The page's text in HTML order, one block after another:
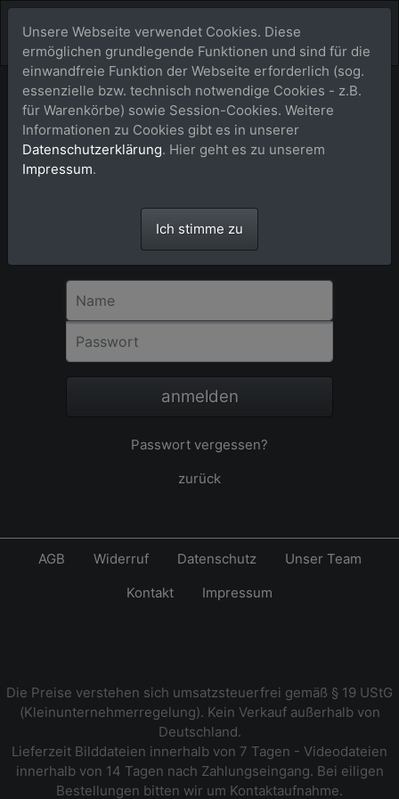
Anmeldung
Für eine Bestellung in unserem Shop ist
eine Registrierung bzw. Anmeldung nicht
Warenkorb Schritt für Schritt folgen.
Danke!
Passwort
anmelden
Passwort vergessen?
zurück
Unsere Webseite verwendet Cookies. Diese
ermöglichen grundlegende Funktionen und sind für die
einwandfreie Funktion der Webseite erforderlich (sog.
essenzielle bzw. technisch notwendige Cookies - z.B.
für Warenkörbe) sowie Session-Cookies. Weitere
Informationen zu Cookies gibt es in unserer
Datenschutzerklärung. Hier geht es zu unserem
Impressum.
Ich stimme zu
AGB Widerruf Datenschutz
Unser Team
Kontakt
Impressum
Die Preise verstehen sich umsatzsteuerfrei gemäß § 19 UStG
(Kleinunternehmerregelung). Kein Verkauf außerhalb von
Deutschland.
Lieferzeit Bilddateien innerhalb von 7 Tagen - Videodateien
innerhalb von 14 Tagen nach Zahlungseingang. Bei eiligen
Bestellungen bitten wir um Kontaktaufnahme.